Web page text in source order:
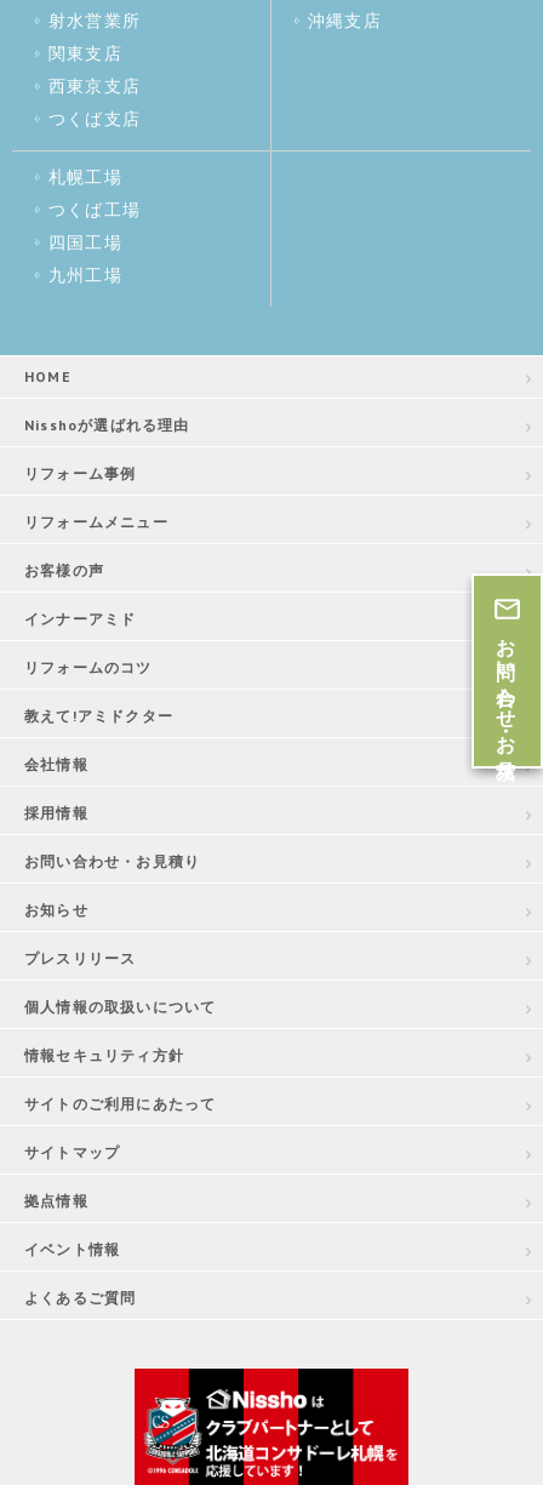
射水営業所
関東支店
西東京支店
つくば支店
沖縄支店
札幌工場
つくば工場
四国工場
九州工場
HOME
Nisshoが選ばれる理由
リフォーム事例
リフォームメニュー
お客様の声
インナーアミド
リフォームのコツ
教えて!アミドクター
会社情報
採用情報
お問い合わせ・お見積り
お知らせ
プレスリリース
個人情報の取扱いについて
情報セキュリティ方針
サイトのご利用にあたって
サイトマップ
拠点情報
イベント情報
よくあるご質問
お問い合わせ・お見積